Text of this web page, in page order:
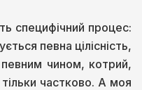
специфічний процес:
певна цілісність,
чином, котрий,
частково. А моя